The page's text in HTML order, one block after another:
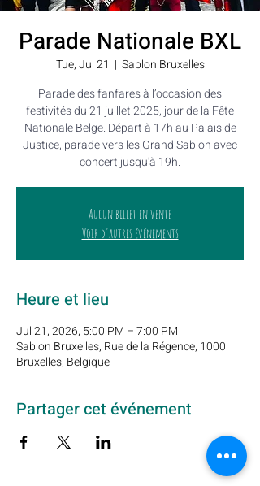
Parade Nationale BXL
Tue, Jul 21
  |
Sablon Bruxelles
Parade des fanfares à l’occasion des
festivités du 21 juillet 2025, jour de la Fête
Nationale Belge. Départ à 17h au Palais de
Justice, parade vers les Grand Sablon avec
concert jusqu'à 19h.
Aucun billet en vente
Voir d'autres événements
Heure et lieu
Jul 21, 2026, 5:00 PM – 7:00 PM
Sablon Bruxelles, Rue de la Régence, 1000
Bruxelles, Belgique
Partager cet événement